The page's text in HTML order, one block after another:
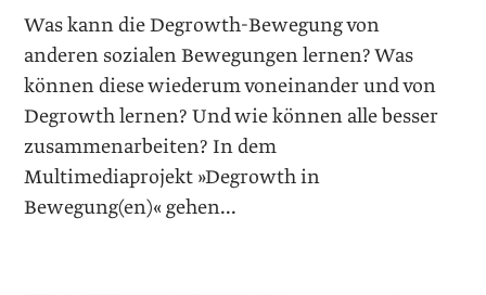
Was kann die Degrowth-Bewegung von
anderen sozialen Bewegungen lernen? Was
können diese wiederum voneinander und von
Degrowth lernen? Und wie können alle besser
zusammenarbeiten? In dem
Multimediaprojekt »Degrowth in
Bewegung(en)« gehen...